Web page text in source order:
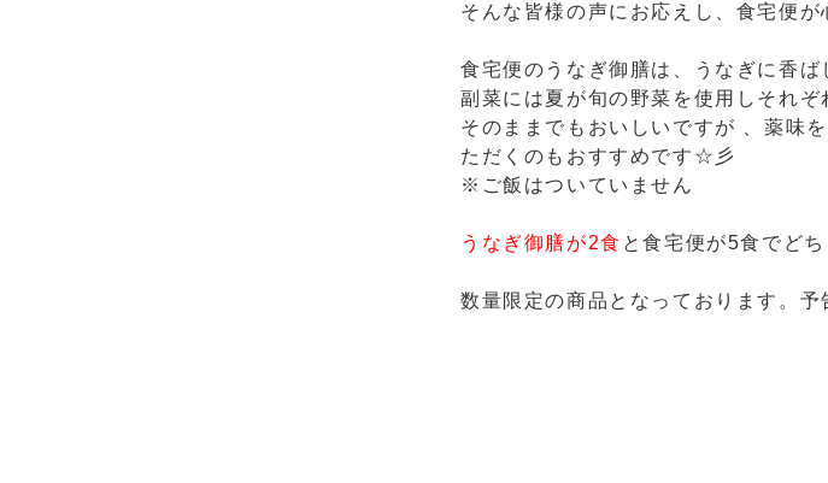
そんな皆様の声にお応えし、食宅便
食宅便のうなぎ御膳は、うなぎに香ば
副菜には夏が旬の野菜を使用しそれ
そのままでもおいしいですが 、薬味
ただくのもおすすめです☆彡
※ご飯はついていません
うなぎ御膳が2食 と食宅便が5食でど
数量限定の商品となっております。